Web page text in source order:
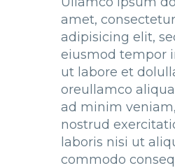
amet, consectetur
adipisicing elit,
eiusmod tempor
ut labore et
oreullamco
ad minim
nostrud
laboris nisi ut
commodo